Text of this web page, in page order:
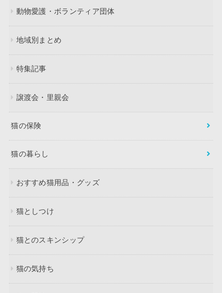
動物愛護・ボランティア団体
地域別まとめ
特集記事
譲渡会・里親会
猫の保険
猫の暮らし
おすすめ猫用品・グッズ
猫としつけ
猫とのスキンシップ
猫の気持ち